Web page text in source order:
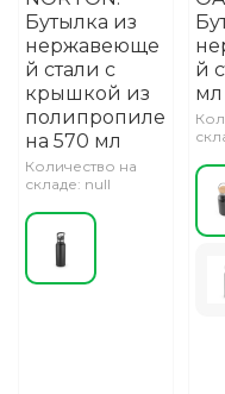
Бутылка из
нержавеюще
й стали с
крышкой из
полипропиле
на 570 мл
Количество на
складе: null
й
мл